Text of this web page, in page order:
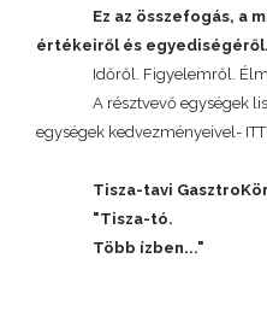
Ez az összefogás, a
értékeiről és egyediségéről.
Időről. Figyelemről.
A résztvevő egységek
egységek kedvezményeivel- ITT!
Tisza-tavi GasztroKör
"Tisza-tó.
Több ízben..."